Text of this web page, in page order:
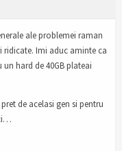
ale problemei raman
ridicate. Imi aduc aminte ca
hard de 40GB plateai
de acelasi gen si pentru